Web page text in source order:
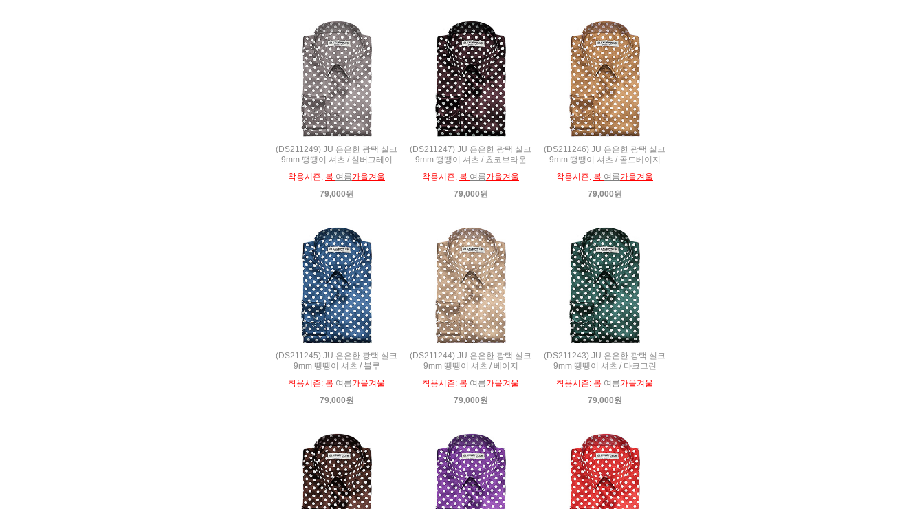
(DS211249) JU 은은한 광택 실크
9mm 땡땡이 셔츠 / 실버그레이
착용시즌: 봄 여름가을겨울
79,000원
(DS211247) JU 은은한 광택 실크
9mm 땡땡이 셔츠 / 쵸코브라운
착용시즌: 봄 여름가을겨울
79,000원
(DS211246) JU 은은한 광택 실크
9mm 땡땡이 셔츠 / 골드베이지
착용시즌: 봄 여름가을겨울
79,000원
(DS211245) JU 은은한 광택 실크
9mm 땡땡이 셔츠 / 블루
착용시즌: 봄 여름가을겨울
79,000원
(DS211244) JU 은은한 광택 실크
9mm 땡땡이 셔츠 / 베이지
착용시즌: 봄 여름가을겨울
79,000원
(DS211243) JU 은은한 광택 실크
9mm 땡땡이 셔츠 / 다크그린
착용시즌: 봄 여름가을겨울
79,000원